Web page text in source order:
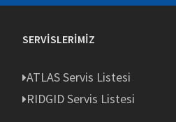
SERVISLERIMIZ
ATLAS Servis Listesi
RIDGID Servis Listesi